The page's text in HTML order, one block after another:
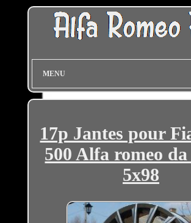
MENU
17p Jantes pour
500 Alfa romeo
5x98